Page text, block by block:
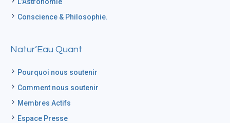
Conscience & Philosophie.
Natur’Eau Quant
Pourquoi nous soutenir
Comment nous soutenir
Membres Actifs
Espace Presse